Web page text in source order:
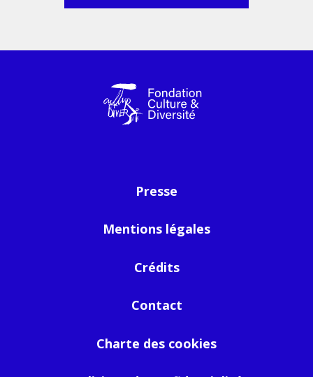
Presse
Mentions légales
Crédits
Contact
Charte des cookies